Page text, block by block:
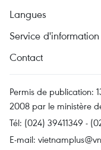
Langues
Service d'information
Contact
Permis de publication:
2008 par le ministère
Tél: (024) 39411349 -
E-mail: